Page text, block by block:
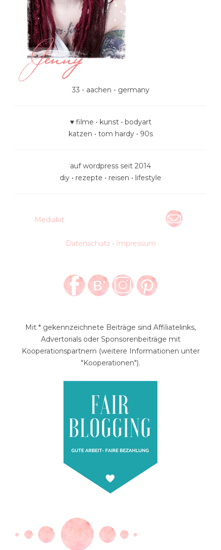
33 - aachen - germany
♥ filme • kunst • bodyart
katzen • tom hardy • 90s
auf wordpress seit 2014
diy • rezepte • reisen • lifestyle
Mediakit
Datenschutz · Impressum
Mit * gekennzeichnete Beiträge sind Affiliatelinks,
Advertorials oder Sponsorenbeiträge mit
Kooperationspartnern (weitere Informationen unter
"Kooperationen").